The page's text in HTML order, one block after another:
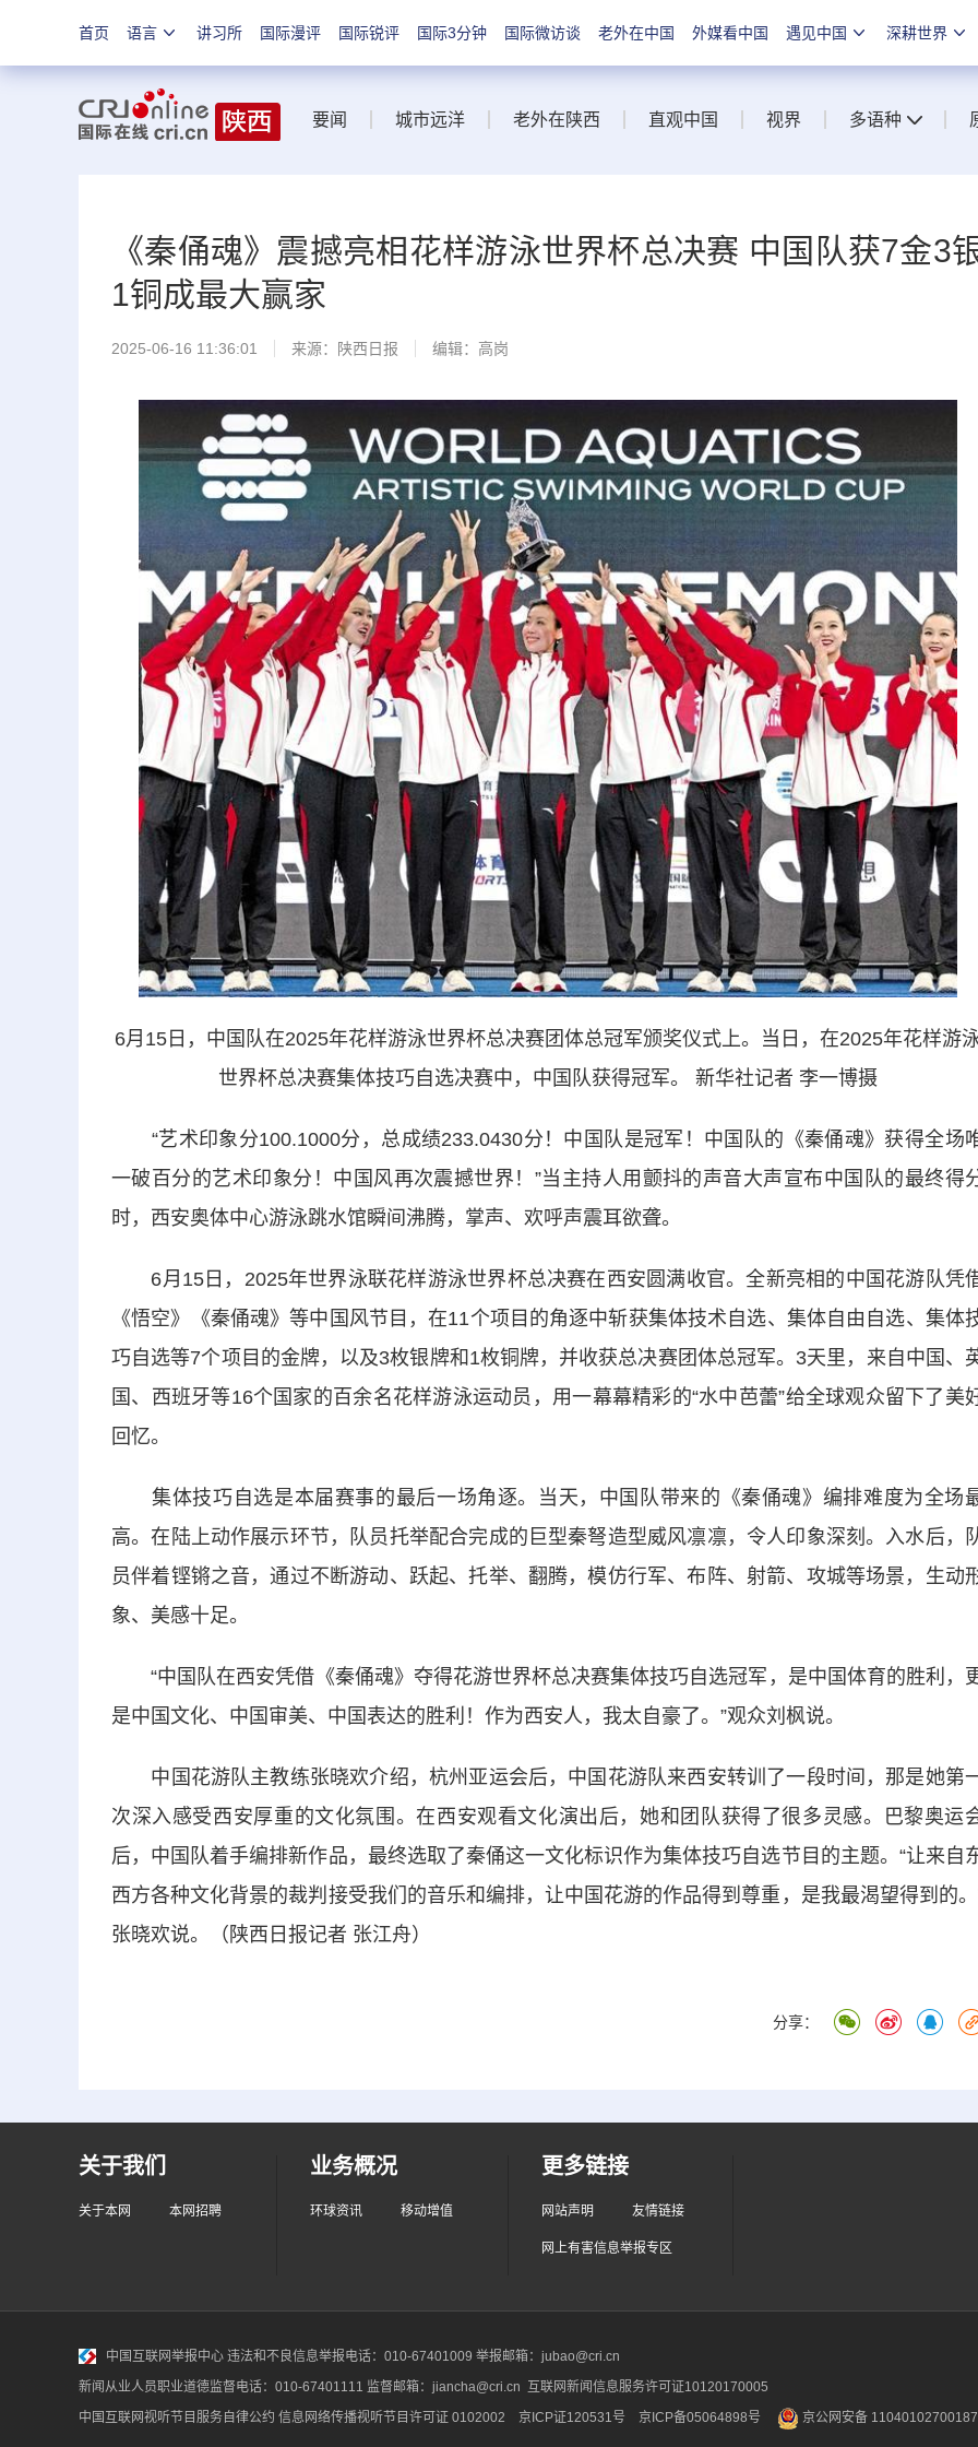
首页 语言 讲习所 国际漫评 国际锐评 国际3分钟 国际微访谈 老外在中国 外媒看中国 遇见中国 深耕世界
要闻 城市远洋 老外在陕西 直观中国 视界 多语种
《秦俑魂》震撼亮相花样游泳世界杯总决赛 中国队获7金3
1铜成最大赢家
2025-06-16 11:36:01 来源： 陕西日报 编辑：高岗
6月15日，中国队在2025年花样游泳世界杯总决赛团体总冠军颁奖仪式上。当日，在2025年花样游
世界杯总决赛集体技巧自选决赛中，中国队获得冠军。 新华社记者 李一博摄
“艺术印象分100.1000分，总成绩233.0430分！中国队是冠军！中国队的《秦俑魂》获得全场
一破百分的艺术印象分！中国风再次震撼世界！”当主持人用颤抖的声音大声宣布中国队的最终得
时，西安奥体中心游泳跳水馆瞬间沸腾，掌声、欢呼声震耳欲聋。
6月15日，2025年世界泳联花样游泳世界杯总决赛在西安圆满收官。全新亮相的中国花游队凭
《悟空》《秦俑魂》等中国风节目，在11个项目的角逐中斩获集体技术自选、集体自由自选、集体
巧自选等7个项目的金牌，以及3枚银牌和1枚铜牌，并收获总决赛团体总冠军。3天里，来自中国、
国、西班牙等16个国家的百余名花样游泳运动员，用一幕幕精彩的“水中芭蕾”给全球观众留下了美
回忆。
集体技巧自选是本届赛事的最后一场角逐。当天，中国队带来的《秦俑魂》编排难度为全场
高。在陆上动作展示环节，队员托举配合完成的巨型秦弩造型威风凛凛，令人印象深刻。入水后，
员伴着铿锵之音，通过不断游动、跃起、托举、翻腾，模仿行军、布阵、射箭、攻城等场景，生动
象、美感十足。
“中国队在西安凭借《秦俑魂》夺得花游世界杯总决赛集体技巧自选冠军，是中国体育的胜利，
是中国文化、中国审美、中国表达的胜利！作为西安人，我太自豪了。”观众刘枫说。
中国花游队主教练张晓欢介绍，杭州亚运会后，中国花游队来西安转训了一段时间，那是她第
次深入感受西安厚重的文化氛围。在西安观看文化演出后，她和团队获得了很多灵感。巴黎奥运
后，中国队着手编排新作品，最终选取了秦俑这一文化标识作为集体技巧自选节目的主题。“让来自
西方各种文化背景的裁判接受我们的音乐和编排，让中国花游的作品得到尊重，是我最渴望得到的。
张晓欢说。（陕西日报记者 张江舟）
分享：
关于我们
关于本网 本网招聘
业务概况
环球资讯 移动增值
更多链接
网站声明 友情链接
网上有害信息举报专区
中国互联网举报中心 违法和不良信息举报电话：010-67401009 举报邮箱：jubao@cri.cn
新闻从业人员职业道德监督电话：010-67401111 监督邮箱：jiancha@cri.cn 互联网新闻信息服务许可证10120170005
中国互联网视听节目服务自律公约 信息网络传播视听节目许可证 0102002 京ICP证120531号 京ICP备05064898号 京公网安备